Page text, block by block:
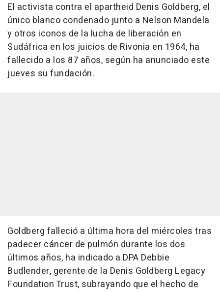
El activista contra el apartheid Denis Goldberg, el
único blanco condenado junto a Nelson Mandela
y otros iconos de la lucha de liberación en
Sudáfrica en los juicios de Rivonia en 1964, ha
fallecido a los 87 años, según ha anunciado este
jueves su fundación.
Goldberg falleció a última hora del miércoles tras
padecer cáncer de pulmón durante los dos
últimos años, ha indicado a DPA Debbie
Budlender, gerente de la Denis Goldberg Legacy
Foundation Trust, subrayando que el hecho de